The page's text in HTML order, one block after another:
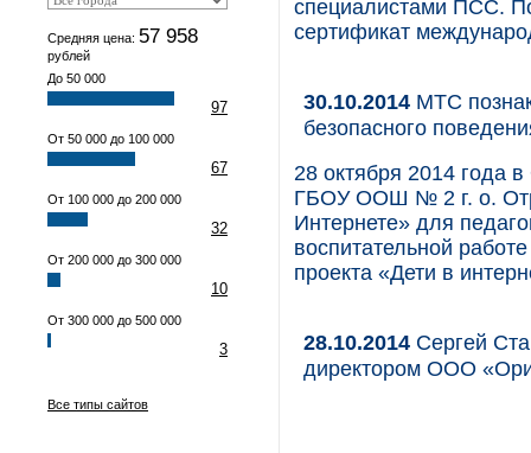
Средняя цена: 57 958
рублей
До 50 000
97
От 50 000 до 100 000
67
От 100 000 до 200 000
32
От 200 000 до 300 000
10
От 300 000 до 500 000
3
Все типы сайтов
специалистами ПСС.
сертификат
30.10.2014 МТС
безопасного
28 октября 2014 года
ГБОУ ООШ № 2 г. о.
Интернете» для
воспитательной
проекта «Дети в
28.10.2014 Сергей
директором ООО